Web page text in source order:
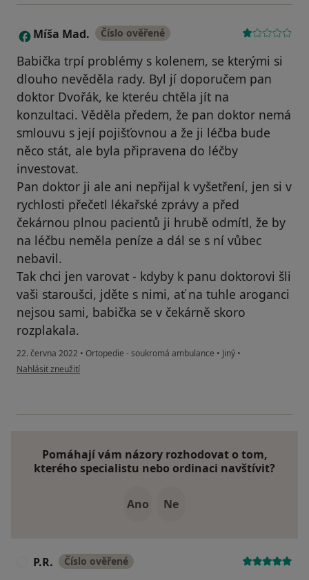
M Míša Mad. Číslo ověřené
Babička trpí problémy s kolenem, se kterými si
dlouho nevěděla rady. Byl jí doporučem pan
doktor Dvořák, ke kteréu chtěla jít na
konzultaci. Věděla předem, že pan doktor nemá
smlouvu s její pojišťovnou a že ji léčba bude
něco stát, ale byla připravena do léčby
investovat.
Pan doktor ji ale ani nepřijal k vyšetření, jen si v
rychlosti přečetl lékařské zprávy a před
čekárnou plnou pacientů ji hrubě odmítl, že by
na léčbu neměla peníze a dál se s ní vůbec
nebavil.
Tak chci jen varovat - kdyby k panu doktorovi šli
vaši staroušci, jděte s nimi, ať na tuhle aroganci
nejsou sami, babička se v čekárně skoro
rozplakala.
22. června 2022 • Ortopedie - soukromá ambulance • Jiný •
podle názoru uživatele Míša Mad.
Nahlásit zneužití
Pomáhají vám názory rozhodovat o tom,
kterého specialistu nebo ordinaci navštívit?
Ano Ne
P.R. Číslo ověřené